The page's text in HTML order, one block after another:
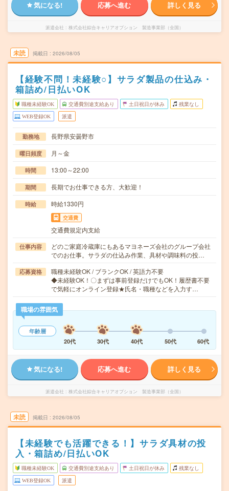
気になる! 応募へ進む 詳しく見る
派遣会社 株式会社綜合キャリアオプション 製造事業部（全国）
未読 掲載日 2026/08/05
【経験不問！未経験○】サラダ製品の仕込み・
箱詰め/日払いOK
職種未経験OK 交通費別途支給あり 土日祝日が休み 残業なし
WEB登録OK 派遣
勤務地 長野県安曇野市
曜日頻度 月～金
時間 13:00～22:00
期間 長期でお仕事できる方、大歓迎！
時給 時給1330円
交通費
交通費規定内支給
仕事内容
どのご家庭冷蔵庫にもあるマヨネーズ会社のグループ会社
でのお仕事。サラダの仕込み作業、具材や調味料の投…
応募資格
職種未経験OK / ブランクOK / 英語力不要
◆未経験OK！〇まずは事前登録だけでもOK！履歴書不要
で気軽にオンライン登録★氏名・職種などを入力す…
職場の雰囲気
年齢層
20代
30代 40代 50代 60代
気になる! 応募へ進む 詳しく見る
派遣会社 株式会社綜合キャリアオプション 製造事業部（全国）
未読 掲載日 2026/08/05
【未経験でも活躍できる！】サラダ具材の投
入・箱詰め/日払いOK
職種未経験OK 交通費別途支給あり 土日祝日が休み 残業なし
WEB登録OK 派遣